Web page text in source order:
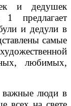
и дедушек
предлагает
и дедули в
самые
любимых,
люди в